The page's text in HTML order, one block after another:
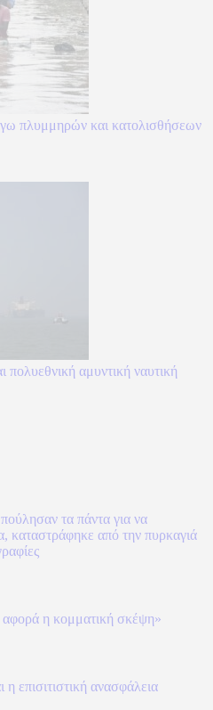
πλυμμηρών και κατολισθήσεων
πολυεθνική αμυντική ναυτική
τα πάντα για να
καταστράφηκε από την πυρκαγιά
η κομματική σκέψη»
επισιτιστική ανασφάλεια